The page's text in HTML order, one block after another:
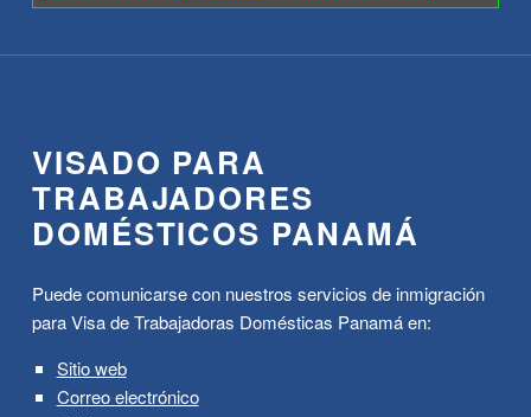
VISADO PARA
TRABAJADORES
DOMÉSTICOS PANAMÁ
Puede comunicarse con nuestros servicios de inmigración
para Visa de Trabajadoras Domésticas Panamá en:
Sitio web
Correo electrónico